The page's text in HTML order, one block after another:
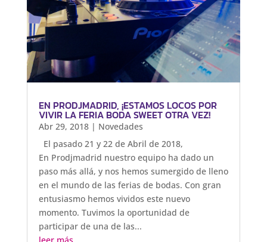
EN PRODJMADRID, ¡ESTAMOS LOCOS POR
VIVIR LA FERIA BODA SWEET OTRA VEZ!
Abr 29, 2018| Novedades
El pasado 21 y 22 de Abril de 2018,
En Prodjmadrid nuestro equipo ha dado un
paso más allá, y nos hemos sumergido de lleno
en el mundo de las ferias de bodas. Con gran
entusiasmo hemos vividos este nuevo
momento. Tuvimos la oportunidad de
participar de una de las...
leer más